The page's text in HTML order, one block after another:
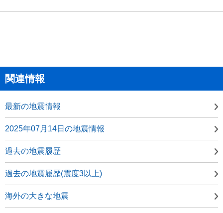
関連情報
最新の地震情報
2025年07月14日の地震情報
過去の地震履歴
過去の地震履歴(震度3以上)
海外の大きな地震